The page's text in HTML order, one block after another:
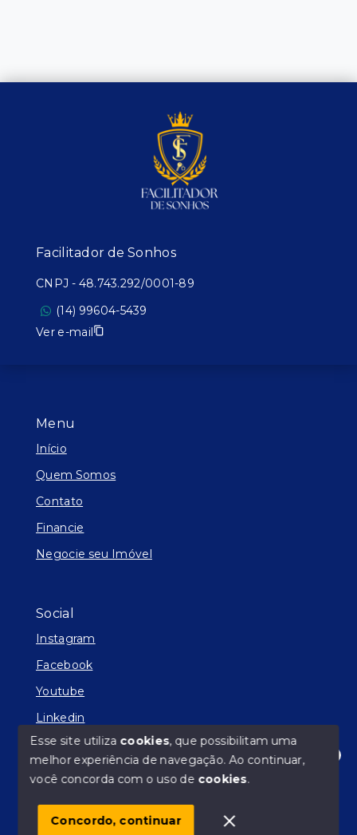
Menu
Início
Quem Somos
Contato
Financie
Negocie seu Imóvel
Social
Instagram
Facebook
Youtube
Linkedin
© Copyright 2026 - Facilitador de Sonhos - Todos os
SITE PARA IMOBILIARIA
Facilitador de Sonhos
CNPJ - 48.743.292/0001-89
(14) 99604-5439
Ver e-mail
Olá! Estamos disponíveis para te ajudar.
Esse site utiliza cookies, que possibilitam uma
melhor experiência de navegação.Ao continuar,
você concorda com o uso de cookies.
Concordo, continuar